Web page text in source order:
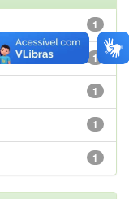
1
1
1
1
1